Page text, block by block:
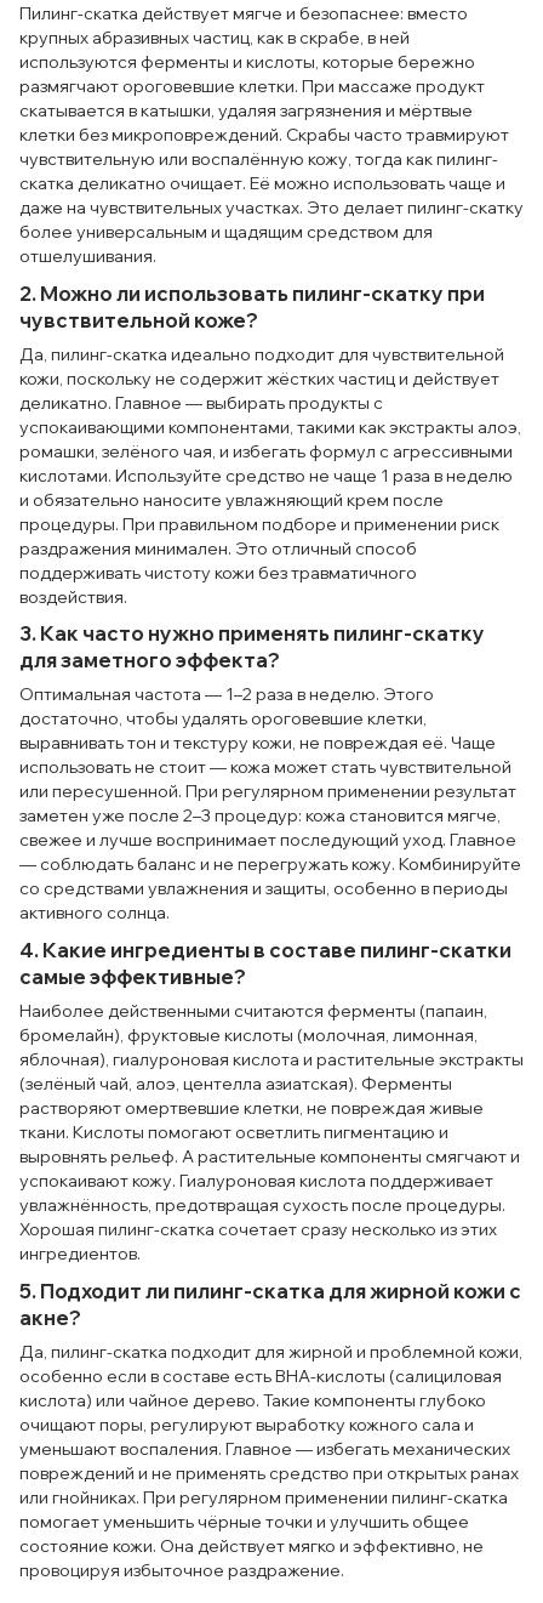
Пилинг-скатка действует мягче и безопаснее: вместо
крупных абразивных частиц, как в скрабе, в ней
используются ферменты и кислоты, которые бережно
размягчают ороговевшие клетки. При массаже продукт
скатывается в катышки, удаляя загрязнения и мёртвые
клетки без микроповреждений. Скрабы часто травмируют
чувствительную или воспалённую кожу, тогда как пилинг-
скатка деликатно очищает. Её можно использовать чаще и
даже на чувствительных участках. Это делает пилинг-скатку
более универсальным и щадящим средством для
отшелушивания.
2. Можно ли использовать пилинг-скатку при
чувствительной коже?
Да, пилинг-скатка идеально подходит для чувствительной
кожи, поскольку не содержит жёстких частиц и действует
деликатно. Главное — выбирать продукты с
успокаивающими компонентами, такими как экстракты алоэ,
ромашки, зелёного чая, и избегать формул с агрессивными
кислотами. Используйте средство не чаще 1 раза в неделю
и обязательно наносите увлажняющий крем после
процедуры. При правильном подборе и применении риск
раздражения минимален. Это отличный способ
поддерживать чистоту кожи без травматичного
воздействия.
3. Как часто нужно применять пилинг-скатку
для заметного эффекта?
Оптимальная частота — 1–2 раза в неделю. Этого
достаточно, чтобы удалять ороговевшие клетки,
выравнивать тон и текстуру кожи, не повреждая её. Чаще
использовать не стоит — кожа может стать чувствительной
или пересушенной. При регулярном применении результат
заметен уже после 2–3 процедур: кожа становится мягче,
свежее и лучше воспринимает последующий уход. Главное
— соблюдать баланс и не перегружать кожу. Комбинируйте
со средствами увлажнения и защиты, особенно в периоды
активного солнца.
4. Какие ингредиенты в составе пилинг-скатки
самые эффективные?
Наиболее действенными считаются ферменты (папаин,
бромелайн), фруктовые кислоты (молочная, лимонная,
яблочная), гиалуроновая кислота и растительные экстракты
(зелёный чай, алоэ, центелла азиатская). Ферменты
растворяют омертвевшие клетки, не повреждая живые
ткани. Кислоты помогают осветлить пигментацию и
выровнять рельеф. А растительные компоненты смягчают и
успокаивают кожу. Гиалуроновая кислота поддерживает
увлажнённость, предотвращая сухость после процедуры.
Хорошая пилинг-скатка сочетает сразу несколько из этих
ингредиентов.
5. Подходит ли пилинг-скатка для жирной кожи с
акне?
Да, пилинг-скатка подходит для жирной и проблемной кожи,
особенно если в составе есть BHA-кислоты (салициловая
кислота) или чайное дерево. Такие компоненты глубоко
очищают поры, регулируют выработку кожного сала и
уменьшают воспаления. Главное — избегать механических
повреждений и не применять средство при открытых ранах
или гнойниках. При регулярном применении пилинг-скатка
помогает уменьшить чёрные точки и улучшить общее
состояние кожи. Она действует мягко и эффективно, не
провоцируя избыточное раздражение.